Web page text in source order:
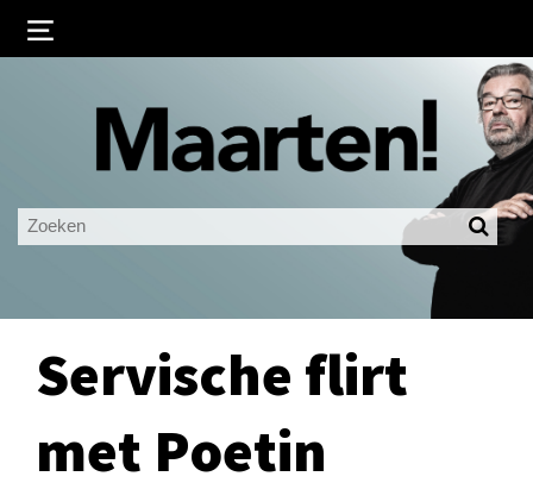
Ingelogd blijven
LOGIN
Servische flirt
met Poetin